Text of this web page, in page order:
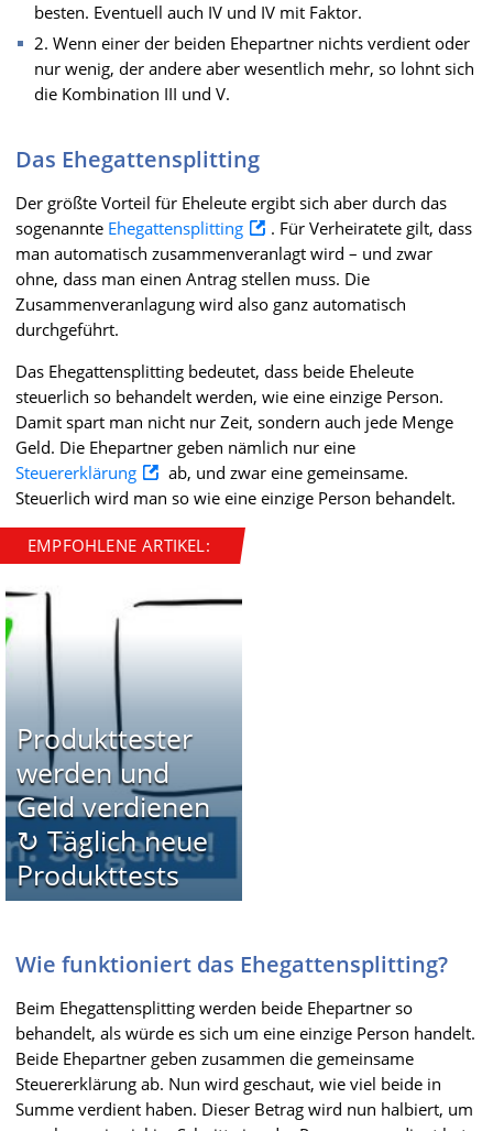
besten. Eventuell auch IV und IV mit Faktor.
2. Wenn einer der beiden Ehepartner nichts verdient oder
nur wenig, der andere aber wesentlich mehr, so lohnt sich
die Kombination III und V.
Das Ehegattensplitting
Der größte Vorteil für Eheleute ergibt sich aber durch das
sogenannte Ehegattensplitting
. Für Verheiratete gilt, dass
man automatisch zusammenveranlagt wird – und zwar
ohne, dass man einen Antrag stellen muss. Die
Zusammenveranlagung wird also ganz automatisch
durchgeführt.
Das Ehegattensplitting bedeutet, dass beide Eheleute
steuerlich so behandelt werden, wie eine einzige Person.
Damit spart man nicht nur Zeit, sondern auch jede Menge
Geld. Die Ehepartner geben nämlich nur eine
Steuererklärung
ab, und zwar eine gemeinsame.
Steuerlich wird man so wie eine einzige Person behandelt.
EMPFOHLENE ARTIKEL:
Produkttester
werden und
Geld verdienen
↻ Täglich neue
Produkttests
Wie funktioniert das Ehegattensplitting?
Beim Ehegattensplitting werden beide Ehepartner so
behandelt, als würde es sich um eine einzige Person handelt.
Beide Ehepartner geben zusammen die gemeinsame
Steuererklärung ab. Nun wird geschaut, wie viel beide in
Summe verdient haben. Dieser Betrag wird nun halbiert, um